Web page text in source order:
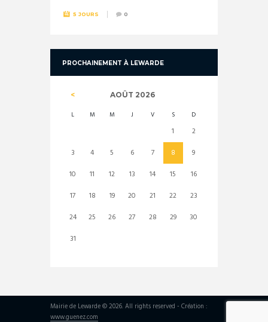
5 JOURS 0
PROCHAINEMENT À LEWARDE
AOÛT 2026
L M M J V S D
1
2
3
4 5 6 7 8
9
10
11 12 13 14 15
16
17
18 19 20 21 22
23
24
25 26 27 28 29
30
31
Mairie de Lewarde © 2026. All rights reserved - Création :
www.guenez.com